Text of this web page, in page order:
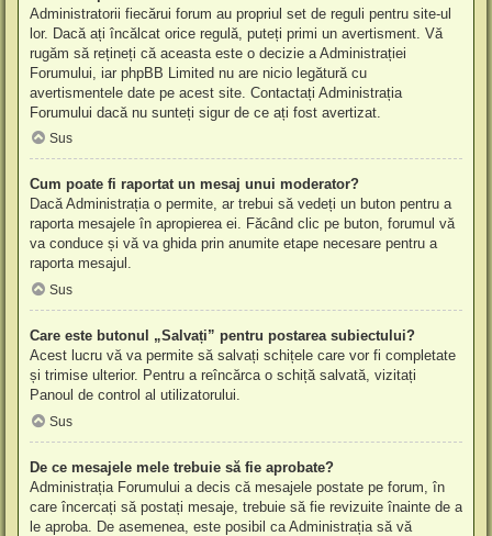
Administratorii fiecărui forum au propriul set de reguli pentru site-ul
lor. Dacă ați încălcat orice regulă, puteți primi un avertisment. Vă
rugăm să rețineți că aceasta este o decizie a Administrației
Forumului, iar phpBB Limited nu are nicio legătură cu
avertismentele date pe acest site. Contactați Administrația
Forumului dacă nu sunteți sigur de ce ați fost avertizat.
Sus
Cum poate fi raportat un mesaj unui moderator?
Dacă Administrația o permite, ar trebui să vedeți un buton pentru a
raporta mesajele în apropierea ei. Făcând clic pe buton, forumul vă
va conduce și vă va ghida prin anumite etape necesare pentru a
raporta mesajul.
Sus
Care este butonul „Salvați” pentru postarea subiectului?
Acest lucru vă va permite să salvați schițele care vor fi completate
și trimise ulterior. Pentru a reîncărca o schiță salvată, vizitați
Panoul de control al utilizatorului.
Sus
De ce mesajele mele trebuie să fie aprobate?
Administrația Forumului a decis că mesajele postate pe forum, în
care încercați să postați mesaje, trebuie să fie revizuite înainte de a
le aproba. De asemenea, este posibil ca Administrația să vă